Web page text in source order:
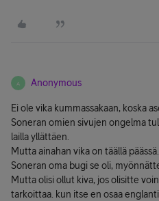
A Anonymous
Ei ole vika kummassakaan, koska
Soneran omien sivujen ongelma
lailla yllättäen.
Mutta ainahan vika on täällä
Soneran oma bugi se oli,
Mutta olisi ollut kiva, jos olisitte
tarkoittaa. kun itse en osaa